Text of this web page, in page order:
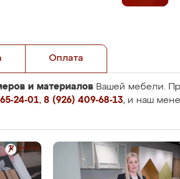
Оплата
и материалов Вашей мебели.
24-01, 8 (926) 409-68-13, и наш